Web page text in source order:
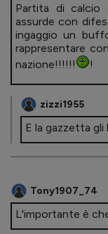
Partita di calcio
assurde con
ingaggio un
rappresentare
nazione!!!!!!
!
zizzi1955
E la gazzetta gli
Tony1907_74
L'importante è